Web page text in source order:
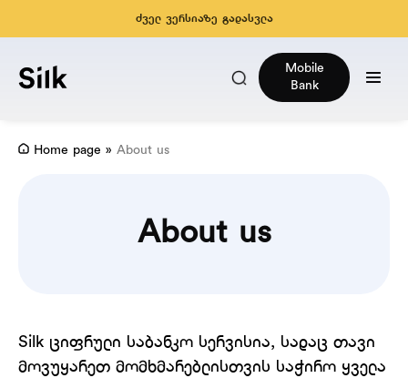
ძველ ვერსიაზე გადასვლა
Mobile
Bank
Home page » About us
About us
Silk ციფრული საბანკო სერვისია, სადაც თავი
მოვუყარეთ მომხმარებლისთვის საჭირო ყველა